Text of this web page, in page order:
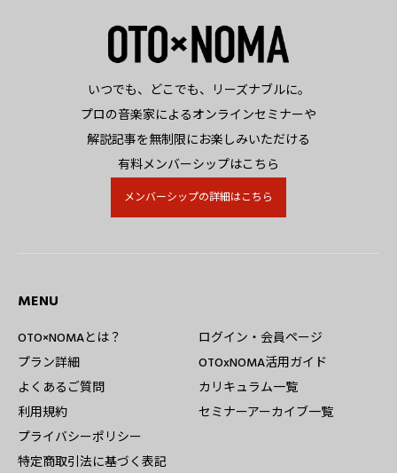
いつでも、どこでも、リーズナブルに。
プロの音楽家によるオンラインセミナーや
解説記事を無制限にお楽しみいただける
有料メンバーシップはこちら
メンバーシップの詳細はこちら
MENU
OTO×NOMAとは？
プラン詳細
よくあるご質問
利用規約
プライバシーポリシー
特定商取引法に基づく表記
ログイン・会員ページ
OTOxNOMA活用ガイド
カリキュラム一覧
セミナーアーカイブ一覧